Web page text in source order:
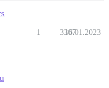
1 3307
16.01.2023